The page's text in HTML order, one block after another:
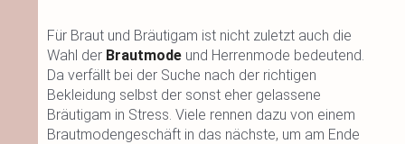
Für Braut und Bräutigam ist nicht zuletzt auch die
Wahl der Brautmodeund Herrenmode bedeutend.
Da verfällt bei der Suche nach der richtigen
Bekleidung selbst der sonst eher gelassene
Bräutigam in Stress. Viele rennen dazu von einem
Brautmodengeschäft in das nächste, um am Ende